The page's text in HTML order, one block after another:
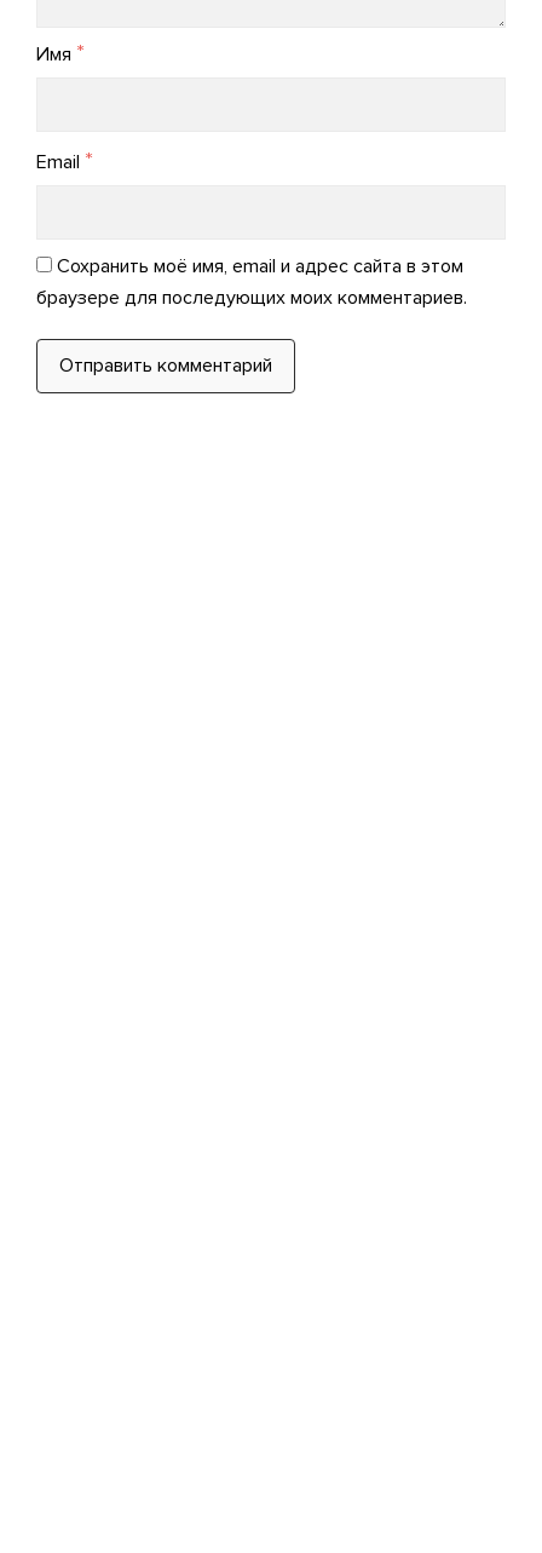
Имя *
Email *
Сохранить моё имя, email и адрес сайта в этом
браузере для последующих моих комментариев.